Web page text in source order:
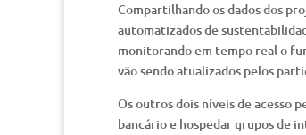
Compartilhando os dados dos
automatizados de
monitorando em tempo real o
vão sendo atualizados pelos
Os outros dois níveis de acesso
bancário e hospedar grupos de